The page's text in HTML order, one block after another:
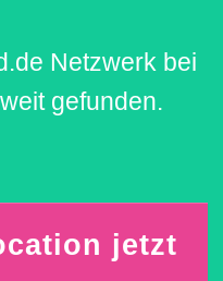
Netzwerk bei
gefunden.
jetzt